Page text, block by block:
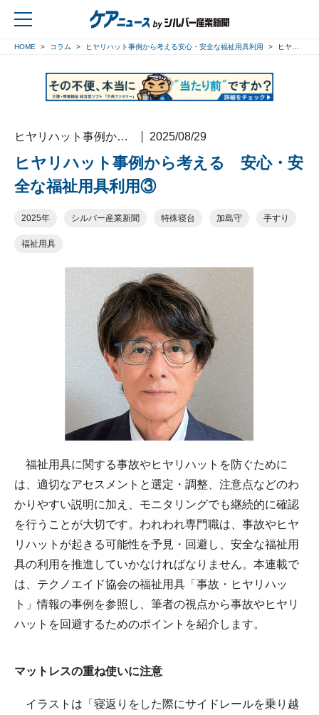
HOME コラム ヒヤリハット事例から考える安心・安全な福祉用具利用 ヒヤリハット事例から考える 安心・安全な福祉用具利用③
ヒヤリハット事例から考える安心・安全な福祉用具利用 2025/08/29
ヒヤリハット事例から考える 安心・安
全な福祉用具利用③
2025年 シルバー産業新聞 特殊寝台 加島守 手すり
福祉用具
福祉用具に関する事故やヒヤリハットを防ぐために
は、適切なアセスメントと選定・調整、注意点などのわ
かりやすい説明に加え、モニタリングでも継続的に確認
を行うことが大切です。われわれ専門職は、事故やヒヤ
リハットが起きる可能性を予見・回避し、安全な福祉用
具の利用を推進していかなければなりません。本連載で
は、テクノエイド協会の福祉用具「事故・ヒヤリハッ
ト」情報の事例を参照し、筆者の視点から事故やヒヤリ
ハットを回避するためのポイントを紹介します。
マットレスの重ね使いに注意
イラストは「寝返りをした際にサイドレールを乗り越